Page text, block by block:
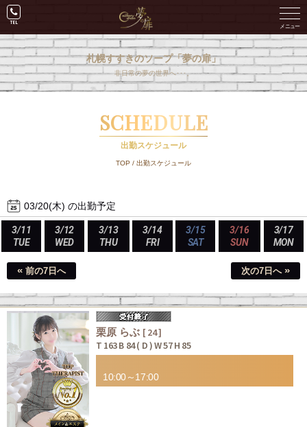
札幌すすきのソープ「夢の扉」
非日常の夢の世界へ･･･。
SCHEDULE
出勤スケジュール
TOP / 出勤スケジュール
03/20(木) の出勤予定
3/11
TUE
3/12
WED
3/13
THU
3/14
FRI
3/15
SAT
3/16
SUN
3/17
MON
« 前の7日へ 次の7日へ »
栗原 らぶ [ 24 ]
T 163 B 84 ( D ) W 57 H 85
10:00～17:00